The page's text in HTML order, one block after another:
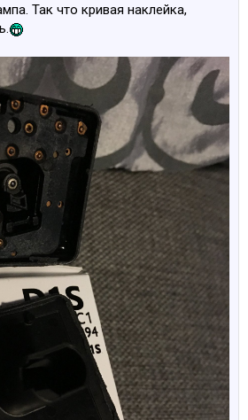
Так что кривая наклейка,